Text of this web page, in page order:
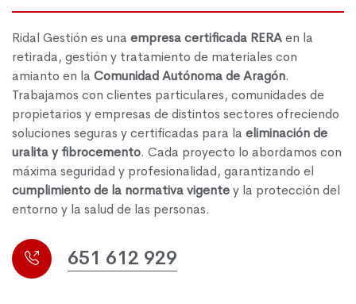
Ridal Gestión es una empresa certificada RERAen la
retirada, gestión y tratamiento de materiales con
amianto en la Comunidad Autónoma de Aragón.
Trabajamos con clientes particulares, comunidades de
propietarios y empresas de distintos sectores ofreciendo
soluciones seguras y certificadas para la eliminación de
uralita y fibrocemento. Cada proyecto lo abordamos con
máxima seguridad y profesionalidad, garantizando el
cumplimiento de la normativa vigentey la protección del
entorno y la salud de las personas.
651 612 929